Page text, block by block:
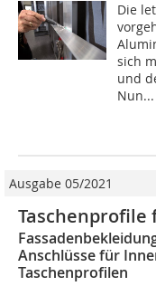
Die
sich
und
Nun...
Ausgabe 05/2021
Taschenprofile
Anschlüsse für
Taschenprofilen